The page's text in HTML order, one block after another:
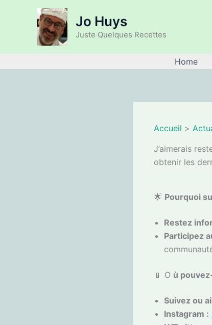
Jo Huys
Juste Quelques Recettes
Home
Accueil
J’aimerais
obtenir les
🌟 Pourquoi
Restez
Participez
📱 O ù
Suivez ou
Instagram :